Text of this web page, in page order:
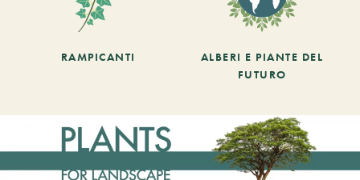
RAMPICANTI
ALBERI E PIANTE DEL
FUTURO